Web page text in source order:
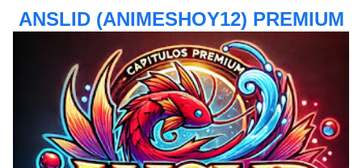
ANSLID (ANIMESHOY12) PREMIUM